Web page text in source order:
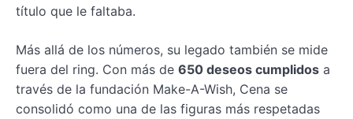
título que le faltaba.
Más allá de los números, su legado también se mide
fuera del ring. Con más de 650 deseos cumplidos a
través de la fundación Make-A-Wish, Cena se
consolidó como una de las figuras más respetadas